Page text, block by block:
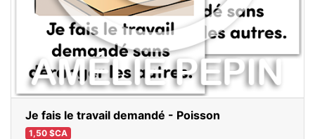
Je fais le travail demandé - Poisson
1,50 $CA